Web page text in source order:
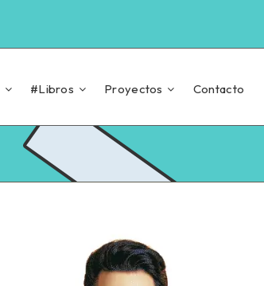
#Libros Proyectos Contacto